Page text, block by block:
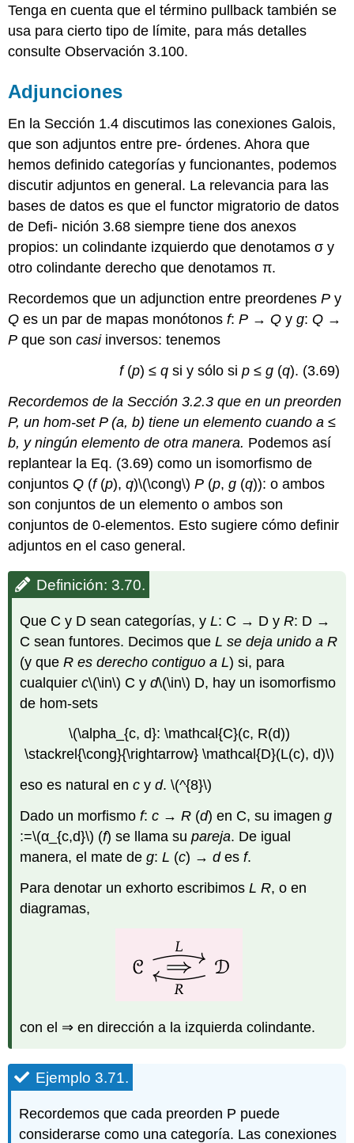
Tenga en cuenta que el término pullback también se
usa para cierto tipo de límite, para más detalles
consulte Observación 3.100.
Adjunciones
En la Sección 1.4 discutimos las conexiones Galois,
que son adjuntos entre pre- órdenes. Ahora que
hemos definido categorías y funcionantes, podemos
discutir adjuntos en general. La relevancia para las
bases de datos es que el functor migratorio de datos
de Defi- nición 3.68 siempre tiene dos anexos
propios: un colindante izquierdo que denotamos σ y
otro colindante derecho que denotamos π.
Recordemos que un adjunction entre preordenesP y
Q es un par de mapas monótonosf:P → Q yg: Q →
P que soncasiinversos: tenemos
f(p) ≤ qsi y sólo si p≤ g(q). (3.69)
Recordemos de la Sección 3.2.3 que en un preorden
P, un hom-setP(a,b) tieneun elemento cuando a ≤
b, y ningún elemento de otra manera. Podemos así
replantear la Eq. (3.69) como un isomorfismo de
conjuntos Q (f(p),q)\(\cong\) P (p,g (q)): o ambos
son conjuntos de un elemento o ambos son
conjuntos de 0-elementos. Esto sugiere cómo definir
adjuntos en el caso general.
Definición: 3.70.
Que C y D sean categorías, yL: C → D yR: D →
C sean funtores. Decimos queL se deja unido a R
(y queR es derecho contiguo a L) si, para
cualquierc\(\in\) C yd\(\in\) D, hay un isomorfismo
de hom-sets
\(\alpha_{c, d}: \mathcal{C}(c, R(d))
\stackrel{\cong}{\rightarrow} \mathcal{D}(L(c), d)\)
eso es natural enc yd.\(^{8}\)
Dado un morfismof:c →R (d) en C, su imageng
:=\(α_{c,d}\) (f) se llama supareja. De igual
manera, el mate deg:L (c) →desf.
Para denotar un exhorto escribimosL R, o en
diagramas,
con el ⇒ en dirección a la izquierda colindante.
Ejemplo 3.71.
Recordemos que cada preorden P puede
considerarse como una categoría. Las conexiones